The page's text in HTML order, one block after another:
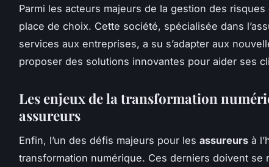
Parmi les acteurs majeurs de la gestion des risques
place de choix. Cette société, spécialisée dans
services aux entreprises, a su s’adapter aux
proposer des solutions innovantes pour aider ses
Les enjeux de la transformation
assureurs
Enfin, l’un des défis majeurs pour les assureurs à
transformation numérique. Ces derniers doivent se